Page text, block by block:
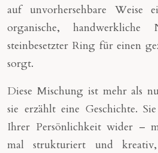
auf unvorhersehbare Weise
organische,
steinbesetzter Ring für einen
sorgt.
Diese Mischung ist mehr als
sie erzählt eine Geschichte.
Ihrer Persönlichkeit wider –
mal strukturiert und